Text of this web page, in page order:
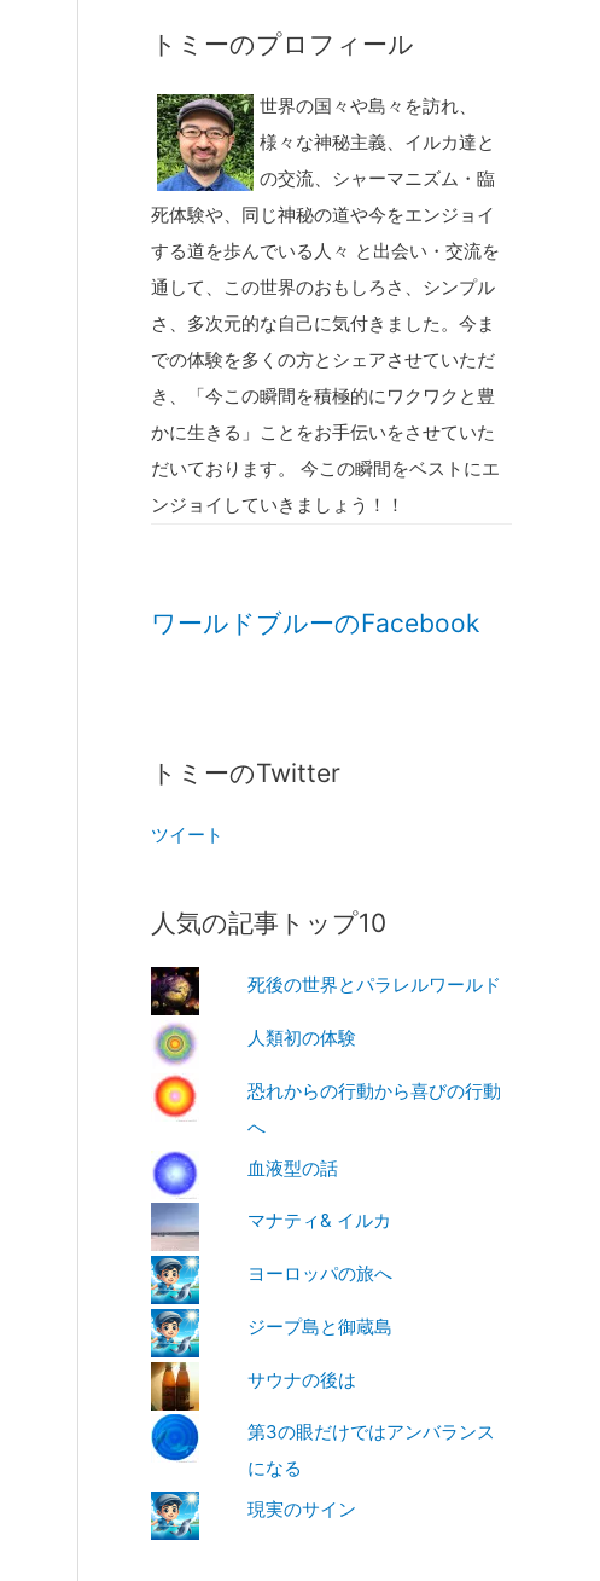
トミーのプロフィール
世界の国々や島々を訪れ、
様々な神秘主義、イルカ達と
の交流、シャーマニズム・臨
死体験や、同じ神秘の道や今をエンジョイ
する道を歩んでいる人々 と出会い・交流を
通して、この世界のおもしろさ、シンプル
さ、多次元的な自己に気付きました。今ま
での体験を多くの方とシェアさせていただ
き、「今この瞬間を積極的にワクワクと豊
かに生きる」ことをお手伝いをさせていた
だいております。 今この瞬間をベストにエ
ンジョイしていきましょう！！
ワールドブルーのFacebook
トミーのTwitter
ツイート
人気の記事トップ10
死後の世界とパラレルワールド
人類初の体験
恐れからの行動から喜びの行動
へ
血液型の話
マナティ& イルカ
ヨーロッパの旅へ
ジープ島と御蔵島
サウナの後は
第3の眼だけではアンバランス
になる
現実のサイン